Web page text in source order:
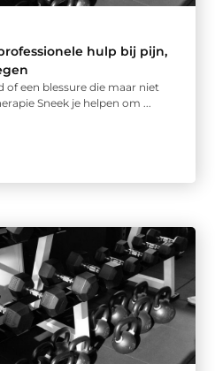
hulp bij pijn,
of een blessure die maar niet
Sneek je helpen om ...